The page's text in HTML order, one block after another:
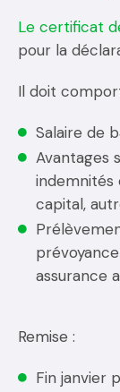
Le certificat
pour la
Il doit
Salaire de
Avantages
indemnités
capital,
assurance
Remise :
Fin janvier